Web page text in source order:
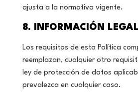
ajusta a la normativa vigente.
8. INFORMACIÓN LEGAL
Los requisitos de esta Política
reemplazan, cualquier otro
ley de protección de datos
prevalezca en cualquier caso.